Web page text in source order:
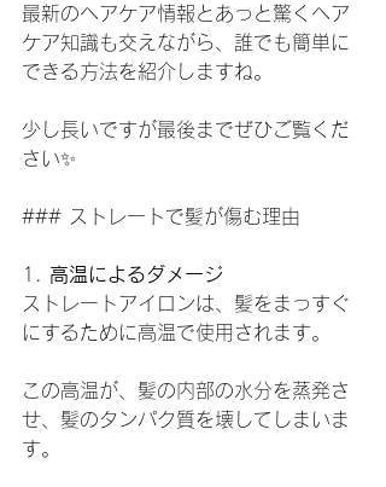
最新のヘアケア情報とあっと驚くヘア
ケア知識も交えながら、誰でも簡単に
できる方法を紹介しますね。
少し長いですが最後までぜひご覧くだ
さい✨
### ストレートで髪が傷む理由
1. 高温によるダメージ
ストレートアイロンは、髪をまっすぐ
にするために高温で使用されます。
この高温が、髪の内部の水分を蒸発さ
せ、髪のタンパク質を壊してしまいま
す。